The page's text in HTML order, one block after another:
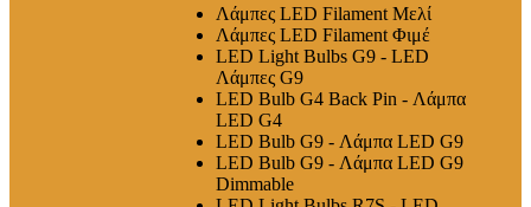
Λάμπες LED Filament Μελί
Λάμπες LED Filament Φιμέ
LED Light Bulbs G9 - LED
Λάμπες G9
LED Bulb G4 Back Pin - Λάμπα
LED G4
LED Bulb G9 - Λάμπα LED G9
LED Bulb G9 - Λάμπα LED G9
Dimmable